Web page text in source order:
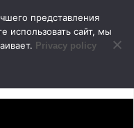
только, новинки зарубежного
представления
использовать сайт, мы
Privacy policy